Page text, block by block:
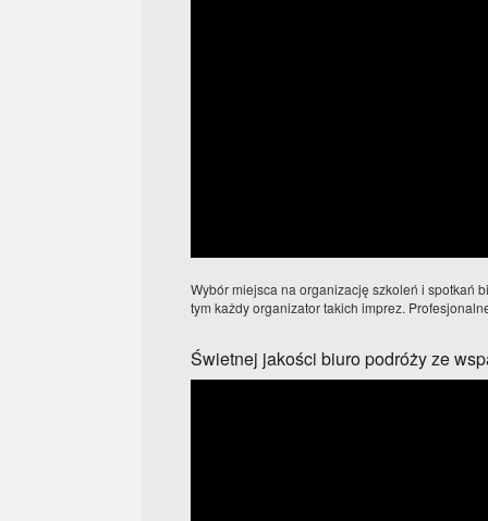
Wybór miejsca na organizację szkoleń i spotkań
tym każdy organizator takich imprez.
Świetnej jakości biuro podróży ze